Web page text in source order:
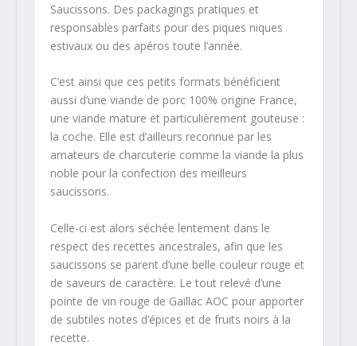
Saucissons. Des packagings pratiques et
responsables parfaits pour des piques niques
estivaux ou des apéros toute l’année.
C’est ainsi que ces petits formats bénéficient
aussi d’une viande de porc 100% origine France,
une viande mature et particulièrement gouteuse :
la coche. Elle est d’ailleurs reconnue par les
amateurs de charcuterie comme la viande la plus
noble pour la confection des meilleurs
saucissons.
Celle-ci est alors séchée lentement dans le
respect des recettes ancestrales, afin que les
saucissons se parent d’une belle couleur rouge et
de saveurs de caractère. Le tout relevé d’une
pointe de vin rouge de Gaillac AOC pour apporter
de subtiles notes d’épices et de fruits noirs à la
recette.